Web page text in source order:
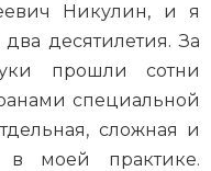
Никулин, и я
десятилетия. За
прошли сотни
специальной
сложная и
в моей практике.